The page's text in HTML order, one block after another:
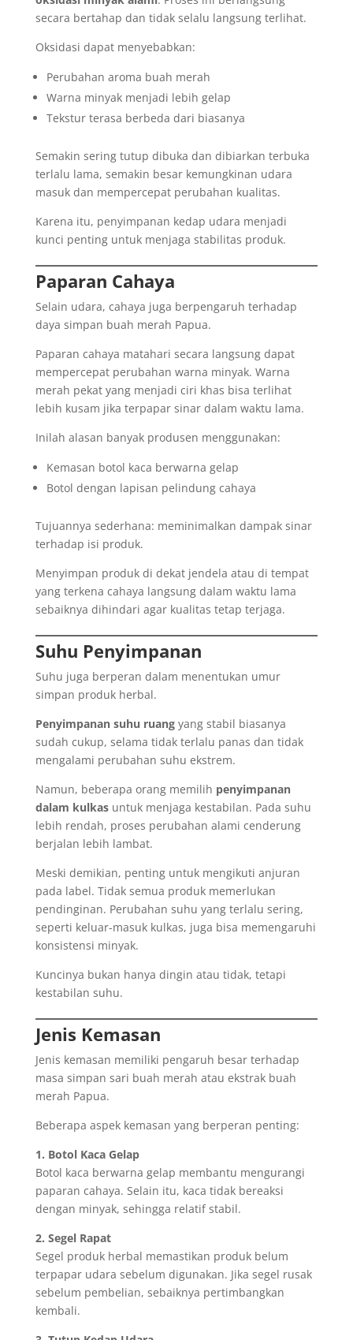
secara bertahap dan tidak selalu langsung terlihat.
Oksidasi dapat menyebabkan:
Perubahan aroma buah merah
Warna minyak menjadi lebih gelap
Tekstur terasa berbeda dari biasanya
Semakin sering tutup dibuka dan dibiarkan terbuka
terlalu lama, semakin besar kemungkinan udara
masuk dan mempercepat perubahan kualitas.
Karena itu, penyimpanan kedap udara menjadi
kunci penting untuk menjaga stabilitas produk.
Paparan Cahaya
Selain udara, cahaya juga berpengaruh terhadap
daya simpan buah merah Papua.
Paparan cahaya matahari secara langsung dapat
mempercepat perubahan warna minyak. Warna
merah pekat yang menjadi ciri khas bisa terlihat
lebih kusam jika terpapar sinar dalam waktu lama.
Inilah alasan banyak produsen menggunakan:
Kemasan botol kaca berwarna gelap
Botol dengan lapisan pelindung cahaya
Tujuannya sederhana: meminimalkan dampak sinar
terhadap isi produk.
Menyimpan produk di dekat jendela atau di tempat
yang terkena cahaya langsung dalam waktu lama
sebaiknya dihindari agar kualitas tetap terjaga.
Suhu Penyimpanan
Suhu juga berperan dalam menentukan umur
simpan produk herbal.
Penyimpanan suhu ruangyang stabil biasanya
sudah cukup, selama tidak terlalu panas dan tidak
mengalami perubahan suhu ekstrem.
Namun, beberapa orang memilih penyimpanan
dalam kulkasuntuk menjaga kestabilan. Pada suhu
lebih rendah, proses perubahan alami cenderung
berjalan lebih lambat.
Meski demikian, penting untuk mengikuti anjuran
pada label. Tidak semua produk memerlukan
pendinginan. Perubahan suhu yang terlalu sering,
seperti keluar-masuk kulkas, juga bisa memengaruhi
konsistensi minyak.
Kuncinya bukan hanya dingin atau tidak, tetapi
kestabilan suhu.
Jenis Kemasan
Jenis kemasan memiliki pengaruh besar terhadap
masa simpan sari buah merah atau ekstrak buah
merah Papua.
Beberapa aspek kemasan yang berperan penting:
1. Botol Kaca Gelap
Botol kaca berwarna gelap membantu mengurangi
paparan cahaya. Selain itu, kaca tidak bereaksi
dengan minyak, sehingga relatif stabil.
2. Segel Rapat
Segel produk herbal memastikan produk belum
terpapar udara sebelum digunakan. Jika segel rusak
sebelum pembelian, sebaiknya pertimbangkan
kembali.